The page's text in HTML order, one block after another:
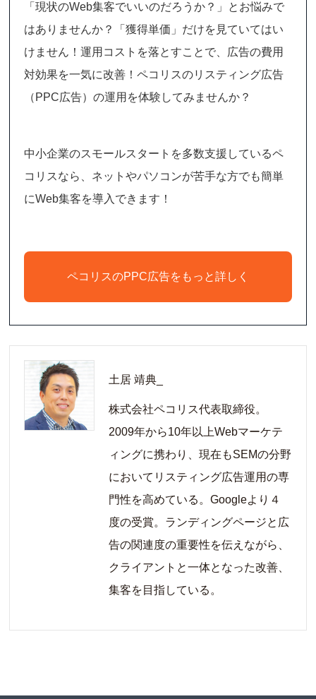
「現状のWeb集客でいいのだろうか？」とお悩みで
はありませんか？「獲得単価」だけを見ていてはい
けません！運用コストを落とすことで、広告の費用
対効果を一気に改善！ペコリスのリスティング広告
（PPC広告）の運用を体験してみませんか？
中小企業のスモールスタートを多数支援しているペ
コリスなら、ネットやパソコンが苦手な方でも簡単
にWeb集客を導入できます！
ペコリスのPPC広告をもっと詳しく
土居 靖典_
株式会社ペコリス代表取締役。
2009年から10年以上Webマーケテ
ィングに携わり、現在もSEMの分野
においてリスティング広告運用の専
門性を高めている。Googleより４
度の受賞。ランディングページと広
告の関連度の重要性を伝えながら、
クライアントと一体となった改善、
集客を目指している。